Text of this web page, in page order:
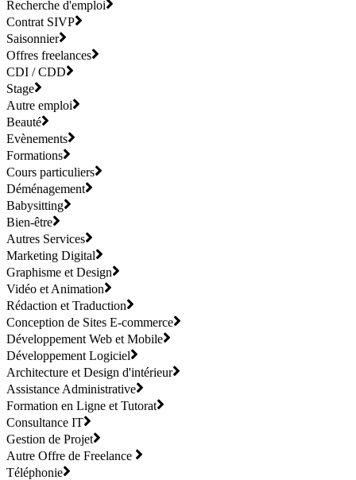
Recherche d'emploi
Contrat SIVP
Saisonnier
Offres freelances
CDI / CDD
Stage
Autre emploi
Beauté
Evènements
Formations
Cours particuliers
Déménagement
Babysitting
Bien-être
Autres Services
Marketing Digital
Graphisme et Design
Vidéo et Animation
Rédaction et Traduction
Conception de Sites E-commerce
Développement Web et Mobile
Développement Logiciel
Architecture et Design d'intérieur
Assistance Administrative
Formation en Ligne et Tutorat
Consultance IT
Gestion de Projet
Autre Offre de Freelance
Téléphonie